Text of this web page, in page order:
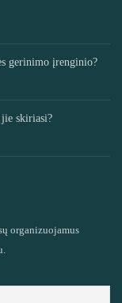
gerinimo įrenginio?
skiriasi?
organizuojamus